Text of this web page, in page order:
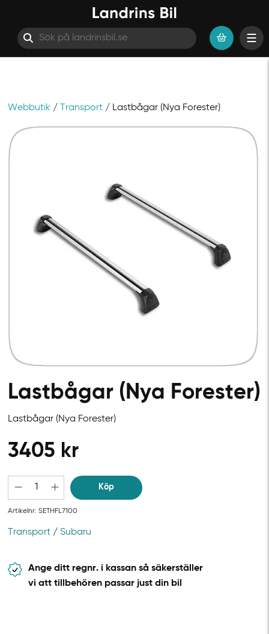
Webbutik / Transport / Lastbågar (Nya Forester)
Lastbågar (Nya Forester)
Lastbågar (Nya Forester)
3405 kr
Köp
Artikelnr:SETHFL7100
Transport /Subaru
Ange ditt regnr. i kassan så säkerställer
vi att tillbehören passar just din bil